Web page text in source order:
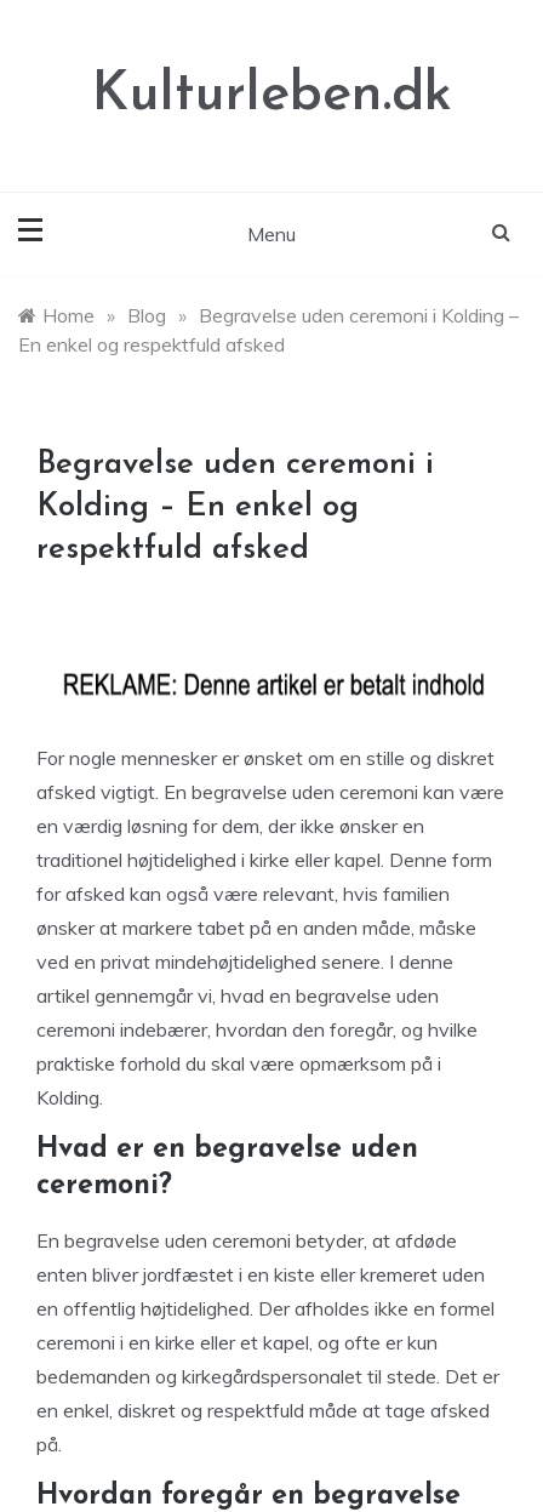
Kulturleben.dk
Menu
Home » Blog » Begravelse uden ceremoni i Kolding –
En enkel og respektfuld afsked
Begravelse uden ceremoni i
Kolding – En enkel og
respektfuld afsked
For nogle mennesker er ønsket om en stille og diskret
afsked vigtigt. En begravelse uden ceremoni kan være
en værdig løsning for dem, der ikke ønsker en
traditionel højtidelighed i kirke eller kapel. Denne form
for afsked kan også være relevant, hvis familien
ønsker at markere tabet på en anden måde, måske
ved en privat mindehøjtidelighed senere. I denne
artikel gennemgår vi, hvad en begravelse uden
ceremoni indebærer, hvordan den foregår, og hvilke
praktiske forhold du skal være opmærksom på i
Kolding.
Hvad er en begravelse uden
ceremoni?
En begravelse uden ceremoni betyder, at afdøde
enten bliver jordfæstet i en kiste eller kremeret uden
en offentlig højtidelighed. Der afholdes ikke en formel
ceremoni i en kirke eller et kapel, og ofte er kun
bedemanden og kirkegårdspersonalet til stede. Det er
en enkel, diskret og respektfuld måde at tage afsked
på.
Hvordan foregår en begravelse